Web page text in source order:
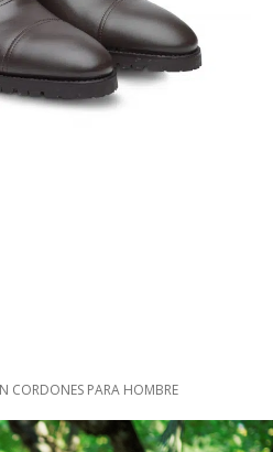
CORDONES PARA HOMBRE